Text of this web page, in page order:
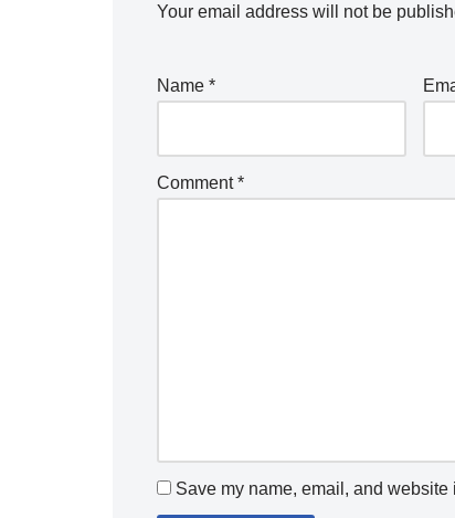
Your email address will not be
Name *
Comment*
Save my name, email, and